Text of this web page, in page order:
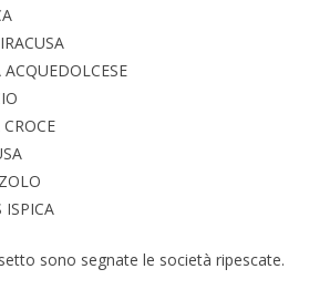
ACQUEDOLCESE
ISPICA
sono segnate le società ripescate.